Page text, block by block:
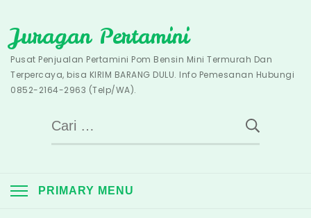
to
content
Juragan Pertamini
Pusat Penjualan Pertamini Pom Bensin Mini Termurah Dan
Terpercaya, bisa KIRIM BARANG DULU. Info Pemesanan Hubungi
0852-2164-2963 (Telp/WA).
Cari
untuk:
PRIMARY MENU